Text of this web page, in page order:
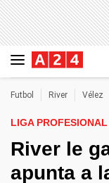
Futbol River Vélez
LIGA PROFESIONAL
River le
apunta a